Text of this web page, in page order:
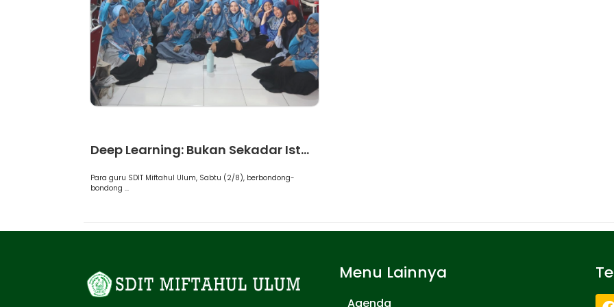
Deep Learning: Bukan Sekadar Ist...
Para guru SDIT Miftahul Ulum, Sabtu (2/8), berbondong-
bondong ...
Menu Lainnya
Agenda